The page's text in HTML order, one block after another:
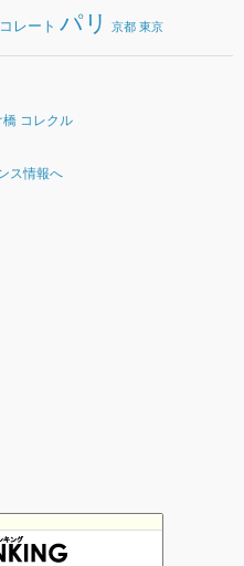
レート パリ 京都 東京